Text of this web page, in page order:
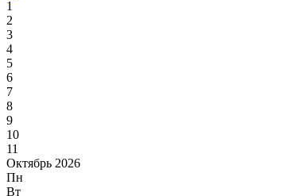
1
2
3
4
5
6
7
8
9
10
11
Октябрь 2026
Пн
Вт